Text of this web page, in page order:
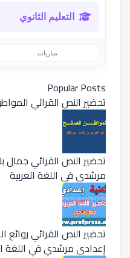
التعليم الثانوي
مباريات
Popular Posts
تحضير النص القرائي
تحضير النص القرائي جمال
مرشدي في اللغة العربية
تحضير النص القرائي روائع
إعدادي مرشدي في اللغة